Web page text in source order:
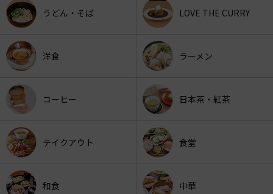
うどん・そば LOVE THE CURRY
洋食 ラーメン
コーヒー 日本茶・紅茶
テイクアウト 食堂
和食 中華